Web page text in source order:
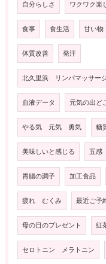
自分らしさ ワクワク楽
食事 食生活 甘い物
体質改善 発汗
北久里浜 リンパマッサー
血液データ 元気の出ど
やる気 元気 勇気 糖
美味しいと感じる 五感
胃腸の調子 加工食品
疲れ むくみ 最近ご予
母の日のプレゼント 紅
セロトニン メラトニン